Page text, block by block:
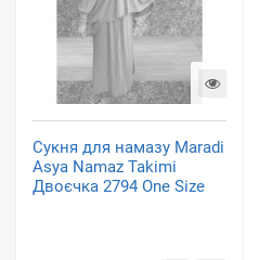
Сукня для намазу Maradi
Asya Namaz Takimi
Двоєчка 2794 One Size